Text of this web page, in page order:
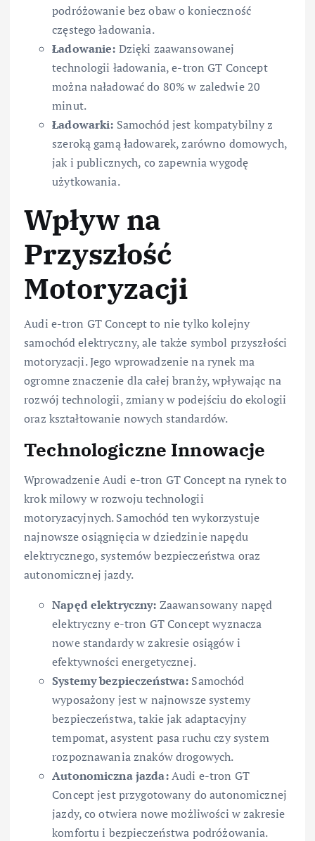
podróżowanie bez obaw o konieczność
częstego ładowania.
Ładowanie: Dzięki zaawansowanej
technologii ładowania, e-tron GT Concept
można naładować do 80% w zaledwie 20
minut.
Ładowarki: Samochód jest kompatybilny z
szeroką gamą ładowarek, zarówno domowych,
jak i publicznych, co zapewnia wygodę
użytkowania.
Wpływ na
Przyszłość
Motoryzacji
Audi e-tron GT Concept to nie tylko kolejny
samochód elektryczny, ale także symbol przyszłości
motoryzacji. Jego wprowadzenie na rynek ma
ogromne znaczenie dla całej branży, wpływając na
rozwój technologii, zmiany w podejściu do ekologii
oraz kształtowanie nowych standardów.
Technologiczne Innowacje
Wprowadzenie Audi e-tron GT Concept na rynek to
krok milowy w rozwoju technologii
motoryzacyjnych. Samochód ten wykorzystuje
najnowsze osiągnięcia w dziedzinie napędu
elektrycznego, systemów bezpieczeństwa oraz
autonomicznej jazdy.
Napęd elektryczny: Zaawansowany napęd
elektryczny e-tron GT Concept wyznacza
nowe standardy w zakresie osiągów i
efektywności energetycznej.
Systemy bezpieczeństwa: Samochód
wyposażony jest w najnowsze systemy
bezpieczeństwa, takie jak adaptacyjny
tempomat, asystent pasa ruchu czy system
rozpoznawania znaków drogowych.
Autonomiczna jazda:Audi e-tron GT
Concept jest przygotowany do autonomicznej
jazdy, co otwiera nowe możliwości w zakresie
komfortu i bezpieczeństwa podróżowania.